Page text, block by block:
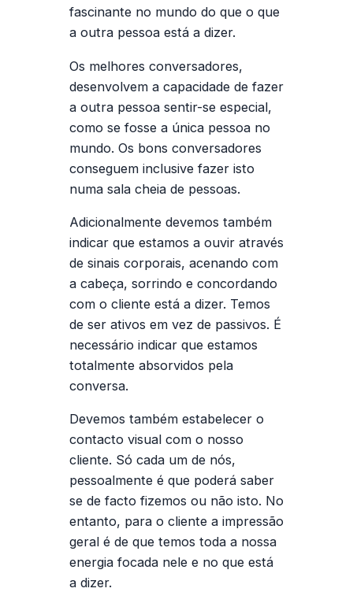
fascinante no mundo do que o que
a outra pessoa está a dizer.
Os melhores conversadores,
desenvolvem a capacidade de fazer
a outra pessoa sentir-se especial,
como se fosse a única pessoa no
mundo. Os bons conversadores
conseguem inclusive fazer isto
numa sala cheia de pessoas.
Adicionalmente devemos também
indicar que estamos a ouvir através
de sinais corporais, acenando com
a cabeça, sorrindo e concordando
com o cliente está a dizer. Temos
de ser ativos em vez de passivos. É
necessário indicar que estamos
totalmente absorvidos pela
conversa.
Devemos também estabelecer o
contacto visual com o nosso
cliente. Só cada um de nós,
pessoalmente é que poderá saber
se de facto fizemos ou não isto. No
entanto, para o cliente a impressão
geral é de que temos toda a nossa
energia focada nele e no que está
a dizer.